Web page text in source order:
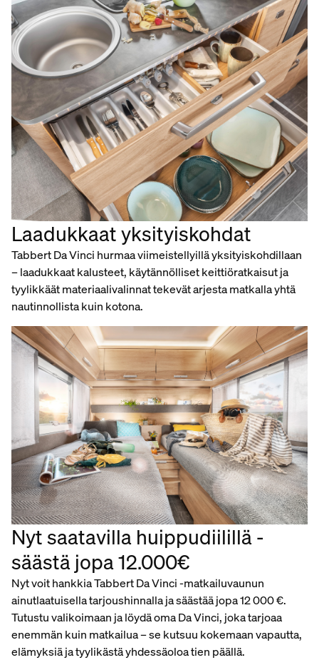
Laadukkaat yksityiskohdat
Tabbert Da Vinci hurmaa viimeistellyillä yksityiskohdillaan
– laadukkaat kalusteet, käytännölliset keittiöratkaisut ja
tyylikkäät materiaalivalinnat tekevät arjesta matkalla yhtä
nautinnollista kuin kotona.
Nyt saatavilla huippudiilillä -
säästä jopa 12.000€
Nyt voit hankkia Tabbert Da Vinci -matkailuvaunun
ainutlaatuisella tarjoushinnalla ja säästää jopa 12 000 €.
Tutustu valikoimaan ja löydä oma Da Vinci, joka tarjoaa
enemmän kuin matkailua – se kutsuu kokemaan vapautta,
elämyksiä ja tyylikästä yhdessäoloa tien päällä.